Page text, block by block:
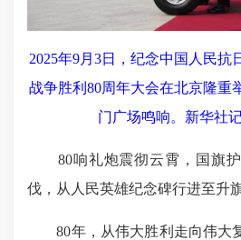
2025年9月3日，纪念中国人民抗
战争胜利80周年大会在北京隆重
门广场鸣响。新华社
80响礼炮震彻云霄，国旗护
伐，从人民英雄纪念碑行进至升旗
80年，从伟大胜利走向伟大复